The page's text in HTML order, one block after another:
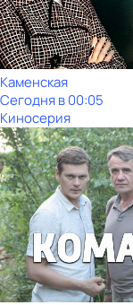
Каменская
Сегодня в 00:05
Киносерия